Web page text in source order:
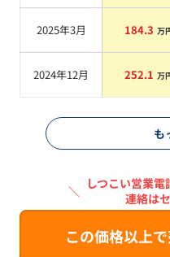
2025年3月 184.3 万
2024年12月 252.1 万
も
＼ しつこい営業電
連絡は
この価格以上